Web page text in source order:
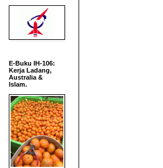
E-Buku IH-106:
Kerja Ladang,
Australia &
Islam.